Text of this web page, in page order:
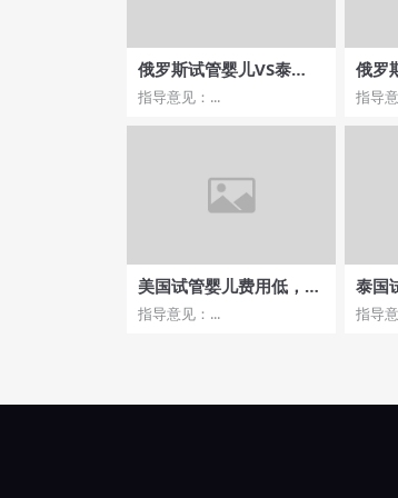
俄罗斯试管婴儿VS泰
国，哪家医院费用更合
理？
指导意见：...
俄罗
名医
指导
美国试管婴儿费用低，医
院选择及成功率分析
指导意见：...
泰国
适合
清迈
指导